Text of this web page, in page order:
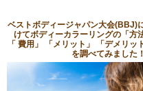
果たしてそのスポーツジ
継続率はどれくらいなので
ベストボディージャパン大会(BBJ)
けてボディーカラーリングの「方
「 費用」 「メリット」 「デメリッ
を調べてみました